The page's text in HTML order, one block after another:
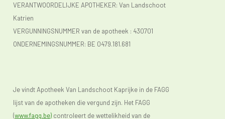
VERANTWOORDELIJKE APOTHEKER: Van Landschoot
Katrien
VERGUNNINGSNUMMER van de apotheek : 430701
ONDERNEMINGSNUMMER: BE 0479.181.681
Je vindt Apotheek Van Landschoot Kaprijke in de FAGG
lijst van de apotheken die vergund zijn. Het FAGG
(www.fagg.be) controleert de wettelikheid van de